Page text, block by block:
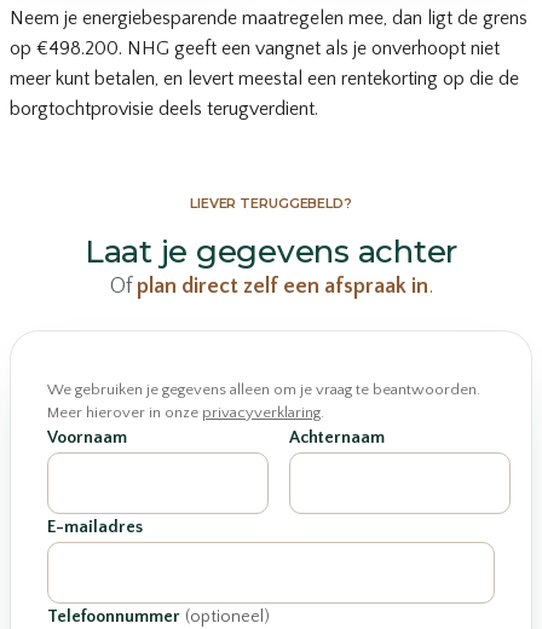
Neem je energiebesparende maatregelen mee, dan ligt de grens
op €498.200. NHG geeft een vangnet als je onverhoopt niet
meer kunt betalen, en levert meestal een rentekorting op die de
borgtochtprovisie deels terugverdient.
LIEVER TERUGGEBELD?
Laat je gegevens achter
Of plan direct zelf een afspraak in.
We gebruiken je gegevens alleen om je vraag te beantwoorden.
Meer hierover in onze privacyverklaring.
Voornaam Achternaam
E-mailadres
Telefoonnummer (optioneel)